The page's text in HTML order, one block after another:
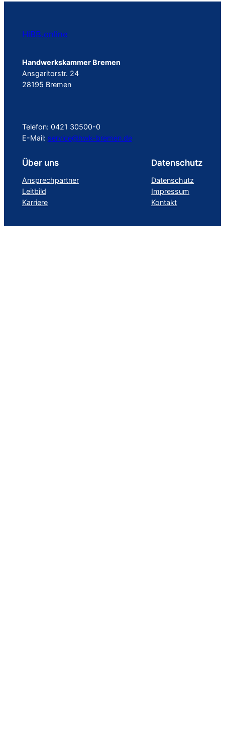
HiBB.online
Handwerkskammer Bremen
Ansgaritorstr. 24
28195 Bremen
Telefon: 0421 30500-0
E-Mail: service@hwk-bremen.de
Über uns
Ansprechpartner
Leitbild
Karriere
Datenschutz
Datenschutz
Impressum
Kontakt